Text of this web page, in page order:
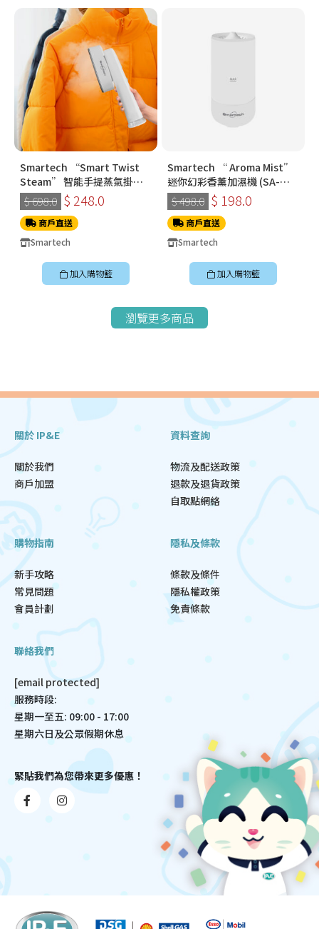
Smartech “Smart Twist
Steam” 智能手提蒸氣掛燙
機 (SS-8108)
$ 698.0 $ 248.0
商戶直送
Smartech
加入購物籃
Smartech “ Aroma Mist”
迷你幻彩香薰加濕機 (SA-
8009)
$ 498.0 $ 198.0
商戶直送
Smartech
加入購物籃
瀏覽更多商品
關於 IP&E
關於我們
商戶加盟
資料查詢
物流及配送政策
退款及退貨政策
自取點網絡
購物指南
新手攻略
常見問題
會員計劃
隱私及條款
條款及條件
隱私權政策
免責條款
聯絡我們
[email protected]
服務時段:
星期一至五: 09:00 - 17:00
星期六日及公眾假期休息
緊貼我們為您帶來更多優惠！